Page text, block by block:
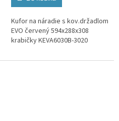
Kufor na náradie s kov.držadlom
EVO červený 594x288x308
krabičky KEVA6030B-3020